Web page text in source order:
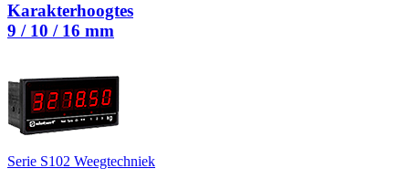
Karakterhoogtes
9 / 10 / 16 mm
Serie S102 Weegtechniek